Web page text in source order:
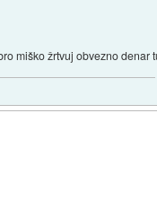
miško žrtvuj obvezno denar